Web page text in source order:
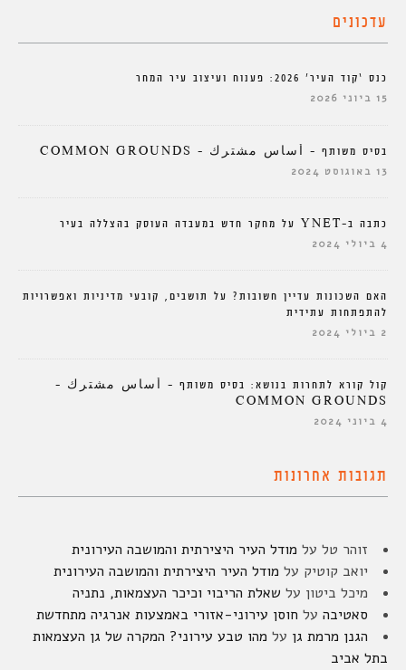
עדכונים
כנס ‘קוד העיר’ 2026: פענוח ועיצוב עיר המחר
15 ביוני 2026
בסיס משותף – أساس مشترك – COMMON GROUNDS
13 באוגוסט 2024
כתבה ב-YNET על מחקר חדש במעבדה העוסק בהצללה בעיר
4 ביולי 2024
האם השכונות עדיין חשובות? על תושבים, קובעי מדיניות ואפשרויות
להתפתחות עתידית
2 ביולי 2024
קול קורא לתחרות בנושא: בסיס משותף – أساس مشترك –
COMMON GROUNDS
4 ביוני 2024
תגובות אחרונות
זוהר טל על מודל העיר היצירתית והמושבה העירונית
יואב קוטיק על מודל העיר היצירתית והמושבה העירונית
מיכל ביטון על שאלת הריבוי וכיכר העצמאות, נתניה
סאטיבה על חוסן עירוני-אזורי באמצעות אנרגיה מתחדשת
הגנן מרמת גן על מהו טבע עירוני? המקרה של גן העצמאות
בתל אביב